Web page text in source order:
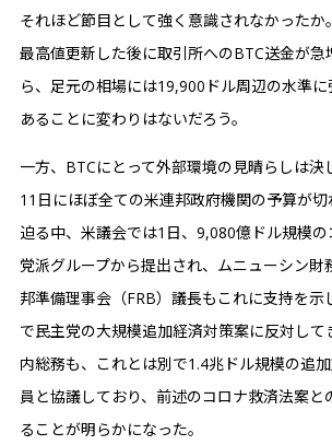
それほど節目として強く意識されなかったか
最高値更新した後に取引所へのBTC送金が急
ら、足元の相場には19,900ドル周辺の水準
あることに変わりはないだろう。
一方、BTCにとって外部環境の見晴らしは決
11日にほぼ全ての米連邦政府機関の予算が
迫る中、米議会では1日、9,080億ドル規模
党派グループから提出され、ムニューシン財
邦準備理事会（FRB）議長もこれに支持を示
で民主党の大規模追加経済対策案に反対し
内総務も、これとは別で1.4兆ドル規模の追
員と協議しており、前述のコロナ救済法案と
ることが明らかになった。